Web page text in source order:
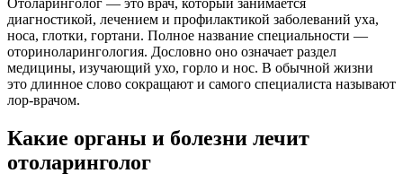
Отоларинголог — это врач, который занимается
диагностикой, лечением и профилактикой заболеваний уха,
носа, глотки, гортани. Полное название специальности —
оториноларингология. Дословно оно означает раздел
медицины, изучающий ухо, горло и нос. В обычной жизни
это длинное слово сокращают и самого специалиста называют
лор-врачом.
Какие органы и болезни лечит
отоларинголог